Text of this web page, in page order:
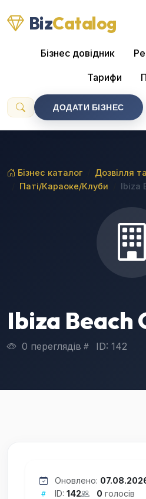
BizCatalog
Бізнес довідник
Тарифи
ДОДАТИ БІЗНЕС
Бізнес каталог
Дозвілля
Паті/Караоке/Клуби
Ibiza
Ibiza Beach
0 переглядів ID: 142
Оновлено:
ID: 142 0 голосів